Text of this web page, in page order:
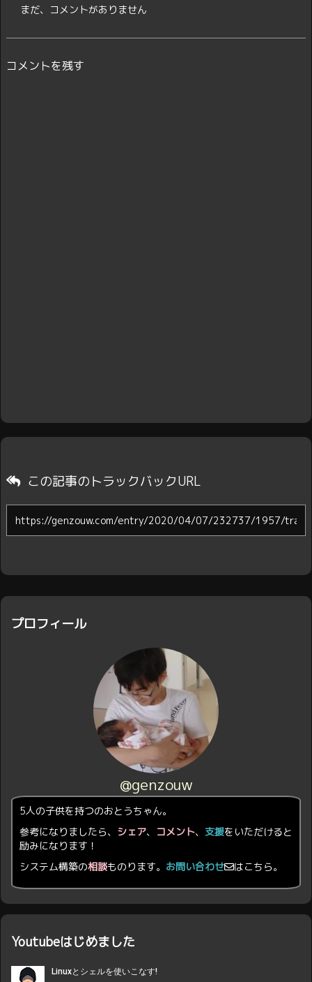
まだ、コメントがありません
コメントを残す
この記事のトラックバックURL
プロフィール
@genzouw
5人の子供を持つのおとうちゃん。
参考になりましたら、 シェア、 コメント、 支援をいただけると
励みになります！
システム構築の相談ものります。 お問い合わせ はこちら。
Youtubeはじめました